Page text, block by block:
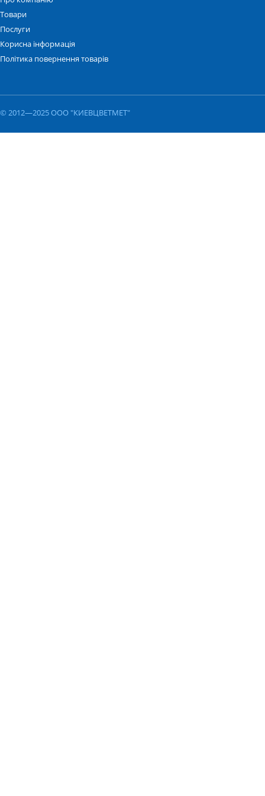
Товари
Послуги
Корисна інформація
Політика повернення товарів
© 2012—2025 ООО "КИЕВЦВЕТМЕТ"